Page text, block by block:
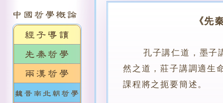
《先
孔子講仁道，墨子
然之道，莊子講調適生
課程將之扼要簡述。